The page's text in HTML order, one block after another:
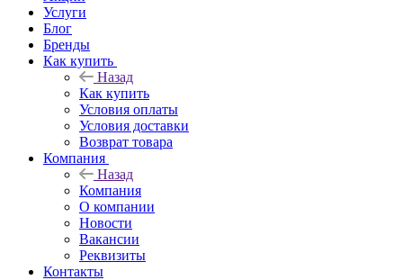
Услуги
Блог
Бренды
Как купить
Назад
Как купить
Условия оплаты
Условия доставки
Возврат товара
Компания
Назад
Компания
О компании
Новости
Вакансии
Реквизиты
Контакты